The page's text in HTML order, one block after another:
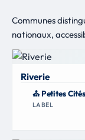
Communes
nationaux,
Riverie
⛪ Petites
LABEL